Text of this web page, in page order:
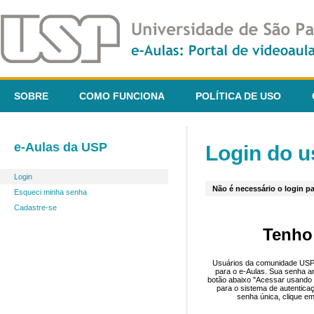
SOBRE COMO FUNCIONA POLÍTICA DE USO
e-Aulas da USP
Login
Esqueci minha senha
Cadastre-se
Login do
Não é necessário o login
Usuários da comunidade
para o e-Aulas. Sua senha
botão abaixo "Acessar
para o sistema de
senha única, clique